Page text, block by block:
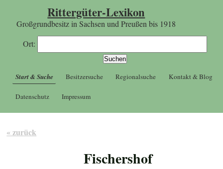
Rittergüter-Lexikon
Großgrundbesitz in Sachsen und Preußen bis 1918
Ort:
Start & Suche Besitzersuche Regionalsuche Kontakt & Blog
Datenschutz Impressum
« zurück
Fischershof